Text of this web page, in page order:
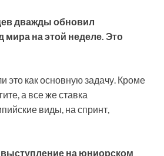
дважды обновил
мира на этой неделе. Это
это как основную задачу. Кроме
а все же ставка
виды, на спринт,
выступление на юниорском